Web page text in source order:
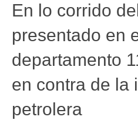
En lo corrido
presentado en
departamento
en contra de la
petrolera